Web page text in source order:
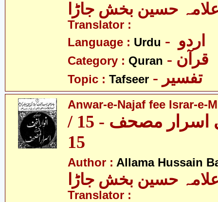
حسین بخش جاڑا
Translator :
Language : Urdu
Category : Quran - قرآن
Topic : Tafseer - تفسیر
Anwar-e-Najaf fee Israr-e-
انوار نجف فی اسرار مصحف - 15 /
15
Author : Allama Hussain
حسین بخش جاڑا
Translator :